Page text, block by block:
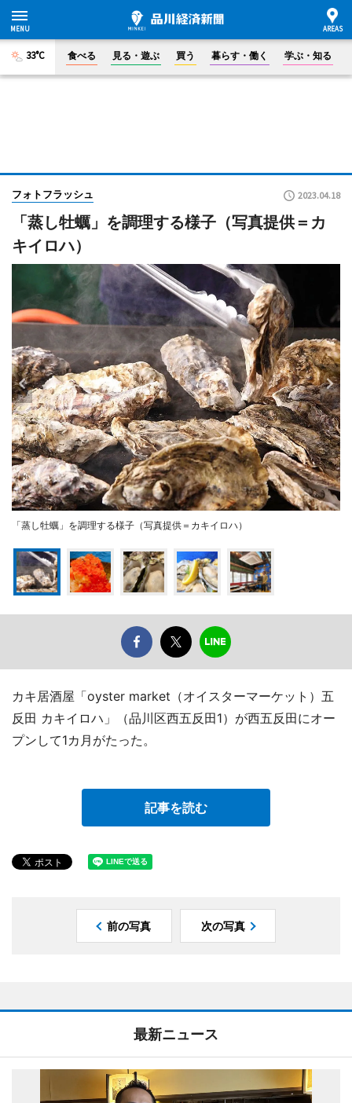
33°C 食べる 見る・遊ぶ 買う 暮らす・働く 学ぶ・知る
フォトフラッシュ 2023.04.18
「蒸し牡蠣」を調理する様子（写真提供＝カ
キイロハ）
「蒸し牡蠣」を調理する様子（写真提供＝カキイロハ）
カキ居酒屋「oyster market（オイスターマーケット）五
反田 カキイロハ」（品川区西五反田1）が西五反田にオー
プンして1カ月がたった。
記事を読む
前の写真 次の写真
最新ニュース